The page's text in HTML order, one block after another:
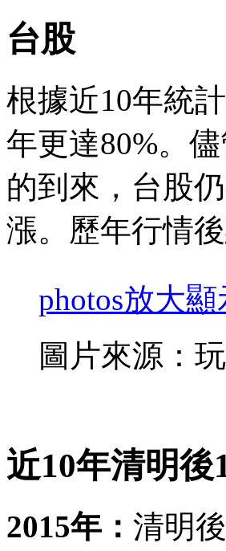
台股
根據近10年統
年更達80%。
的到來，台股
漲。歷年行情後
photos放大顯
圖片來源：
近10年清明
2015年： 清明